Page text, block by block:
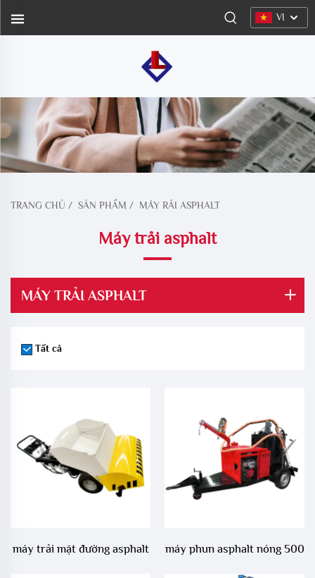
VI
TRANG CHỦ / SẢN PHẨM / MÁY RẢI ASPHALT
Máy trải asphalt
MÁY TRẢI ASPHALT
Tất cả
máy trải mặt đường asphalt
máy phun asphalt nóng 500